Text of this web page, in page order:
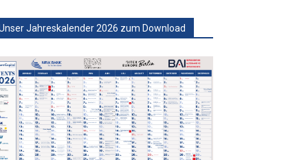
Jahreskalender 2026 zum Download